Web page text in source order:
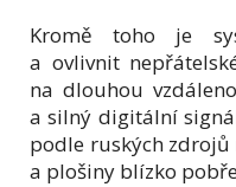
Kromě toho je
a ovlivnit
na dlouhou
a silný digitální
podle ruských
a plošiny blízko